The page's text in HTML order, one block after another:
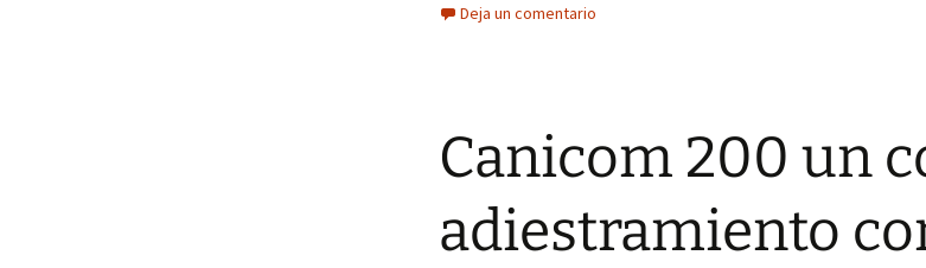
Deja un comentario
Canicom 200 un
adiestramiento